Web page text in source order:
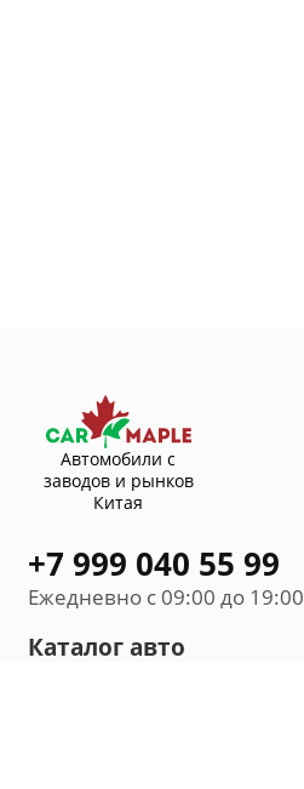
Автомобили с
заводов и рынков
Китая
+7 999 040 55 99
Ежедневно с 09:00 до 19:00
Каталог авто